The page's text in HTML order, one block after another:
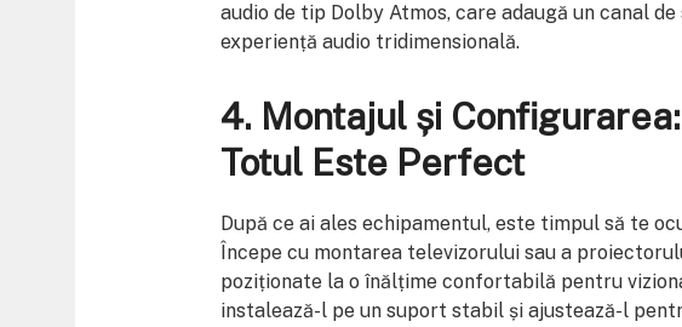
audio de tip Dolby Atmos, care adaugă un canal
experiență audio tridimensională.
4. Montajul și
Totul Este Perfect
După ce ai ales echipamentul, este timpul să te
Începe cu montarea televizorului sau a
poziționate la o înălțime confortabilă pentru
instalează-l pe un suport stabil și ajustează-l